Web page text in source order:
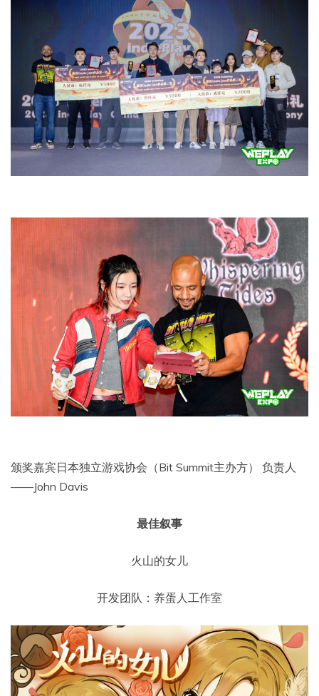
颁奖嘉宾日本独立游戏协会（Bit Summit主办方） 负责人
——John Davis
最佳叙事
火山的女儿
开发团队：养蛋人工作室